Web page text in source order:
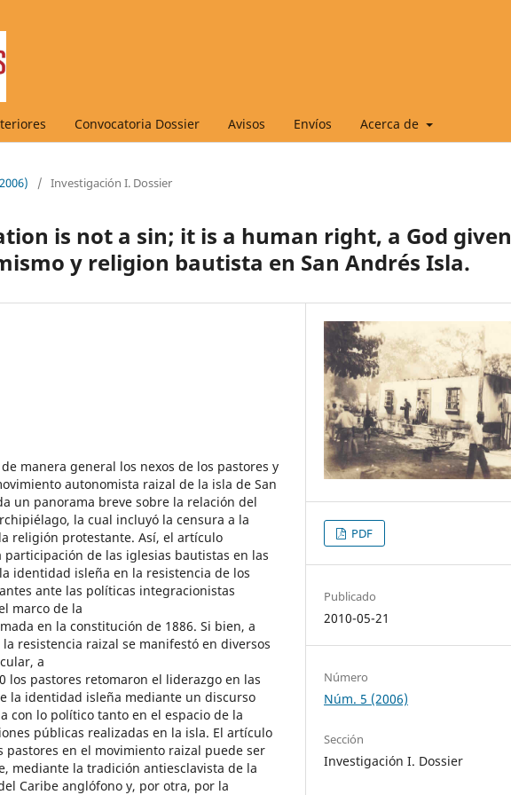
Convocatoria Dossier Avisos Envíos Acerca de
/ Investigación I. Dossier
is not a sin; it is a human right, a God given
y religion bautista en San Andrés Isla.
manera general los nexos de los pastores y
autonomista raizal de la isla de San
un panorama breve sobre la relación del
la cual incluyó la censura a la
religión protestante. Así, el artículo
de las iglesias bautistas en las
identidad isleña en la resistencia de los
ante las políticas integracionistas
marco de la
en la constitución de 1886. Si bien, a
resistencia raizal se manifestó en diversos
a
los pastores retomaron el liderazgo en las
la identidad isleña mediante un discurso
con lo político tanto en el espacio de la
públicas realizadas en la isla. El artículo
pastores en el movimiento raizal puede ser
mediante la tradición antiesclavista de la
Caribe anglófono y, por otra, por la
PDF
Publicado
2010-05-21
Número
Núm. 5 (2006)
Sección
Investigación I. Dossier